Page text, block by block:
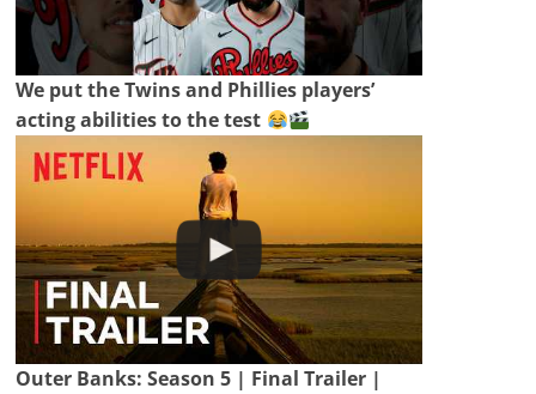
We put the Twins and Phillies players’
acting abilities to the test
Outer Banks: Season 5 | Final Trailer |